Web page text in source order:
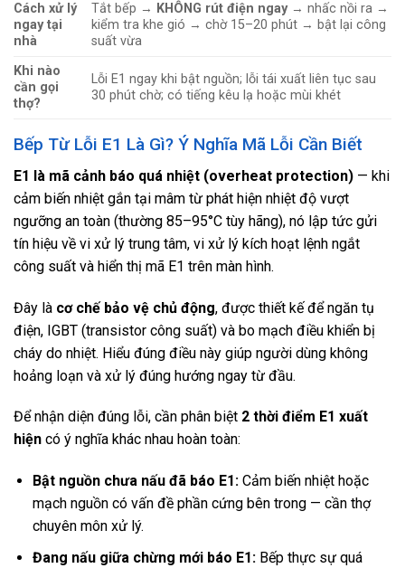
Cách xử lý
ngay tại
nhà
Tắt bếp → KHÔNG rút điện ngay→ nhấc nồi ra →
kiểm tra khe gió → chờ 15–20 phút → bật lại công
suất vừa
Khi nào
cần gọi
thợ?
Lỗi E1 ngay khi bật nguồn; lỗi tái xuất liên tục sau
30 phút chờ; có tiếng kêu lạ hoặc mùi khét
Bếp Từ Lỗi E1 Là Gì? Ý Nghĩa Mã Lỗi Cần Biết
E1 là mã cảnh báo quá nhiệt (overheat protection) — khi
cảm biến nhiệt gắn tại mâm từ phát hiện nhiệt độ vượt
ngưỡng an toàn (thường 85–95°C tùy hãng), nó lập tức gửi
tín hiệu về vi xử lý trung tâm, vi xử lý kích hoạt lệnh ngắt
công suất và hiển thị mã E1 trên màn hình.
Đây là cơ chế bảo vệ chủ động, được thiết kế để ngăn tụ
điện, IGBT (transistor công suất) và bo mạch điều khiển bị
cháy do nhiệt. Hiểu đúng điều này giúp người dùng không
hoảng loạn và xử lý đúng hướng ngay từ đầu.
Để nhận diện đúng lỗi, cần phân biệt 2 thời điểm E1 xuất
hiện có ý nghĩa khác nhau hoàn toàn:
Bật nguồn chưa nấu đã báo E1:Cảm biến nhiệt hoặc
mạch nguồn có vấn đề phần cứng bên trong — cần thợ
chuyên môn xử lý.
Đang nấu giữa chừng mới báo E1:Bếp thực sự quá